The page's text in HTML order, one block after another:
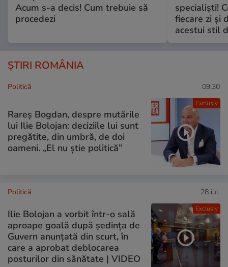
Acum s-a decis! Cum trebuie să
procedezi
specialiști!
fiecare zi și
acestui stil
ȘTIRI ROMÂNIA
Exclusiv
Politică 09:30
Rareș Bogdan, despre mutările
lui Ilie Bolojan: deciziile lui sunt
pregătite, din umbră, de doi
oameni. „El nu știe politică”
Exclusiv
Politică 28 iul.
Ilie Bolojan a vorbit într-o sală
aproape goală după ședința de
Guvern anunțată din scurt, în
care a aprobat deblocarea
posturilor din sănătate | VIDEO